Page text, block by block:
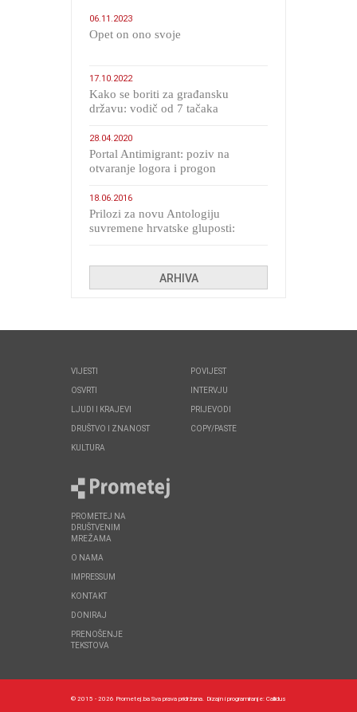
06.11.2023
​Opet on ono svoje
17.10.2022
Kako se boriti za građansku
državu: vodič od 7 tačaka
28.04.2020
Portal Antimigrant: poziv na
otvaranje logora i progon
18.06.2016
Prilozi za novu Antologiju
suvremene hrvatske gluposti:
ARHIVA
VIJESTI
OSVRTI
LJUDI I KRAJEVI
DRUŠTVO I ZNANOST
KULTURA
POVIJEST
INTERVJU
PRIJEVODI
COPY/PASTE
PROMETEJ NA
DRUŠTVENIM
MREŽAMA
O NAMA
IMPRESSUM
KONTAKT
DONIRAJ
PRENOŠENJE
TEKSTOVA
© 2015 - 2026 Prometej.ba Sva prava pridržana. Dizajn i programiranje: Callidus